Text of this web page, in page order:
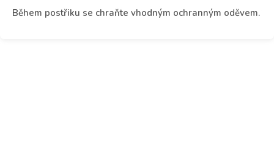
Během postřiku se chraňte vhodným ochranným oděvem.